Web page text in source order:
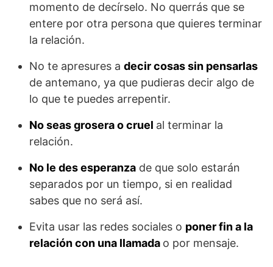
momento de decírselo. No querrás que se
entere por otra persona que quieres terminar
la relación.
No te apresures a decir cosas sin pensarlas
de antemano, ya que pudieras decir algo de
lo que te puedes arrepentir.
No seas grosera o cruel al terminar la
relación.
No le des esperanza de que solo estarán
separados por un tiempo, si en realidad
sabes que no será así.
Evita usar las redes sociales o poner fin a la
relación con una llamada o por mensaje.